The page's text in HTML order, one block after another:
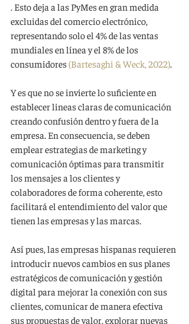
. Esto deja a las PyMes en gran medida
excluidas del comercio electrónico,
representando solo el 4% de las ventas
mundiales en línea y el 8% de los
consumidores (Bartesaghi & Weck, 2022).
Y es que no se invierte lo suficiente en
establecer lineas claras de comunicación
creando confusión dentro y fuera de la
empresa. En consecuencia, se deben
emplear estrategias de marketing y
comunicación óptimas para transmitir
los mensajes a los clientes y
colaboradores de forma coherente, esto
facilitará el entendimiento del valor que
tienen las empresas y las marcas.
Así pues, las empresas hispanas requieren
introducir nuevos cambios en sus planes
estratégicos de comunicación y gestión
digital para mejorar la conexión con sus
clientes, comunicar de manera efectiva
sus propuestas de valor, explorar nuevas